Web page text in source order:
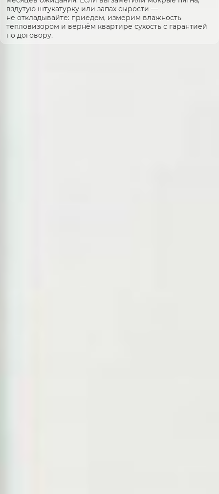
вздутую штукатурку или запах сырости —
не откладывайте: приедем, измерим влажность
тепловизором и вернём квартире сухость с гарантией
по договору.